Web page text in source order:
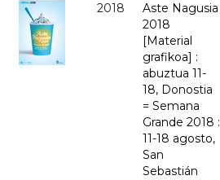
2018
Aste Nagusia
2018
[Material
grafikoa] :
abuztua 11-
18, Donostia
= Semana
Grande 2018 :
11-18 agosto,
San
Sebastián